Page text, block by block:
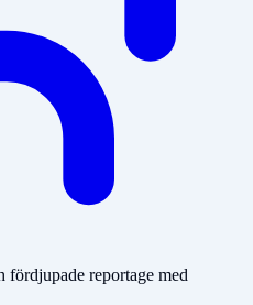
fördjupade reportage med